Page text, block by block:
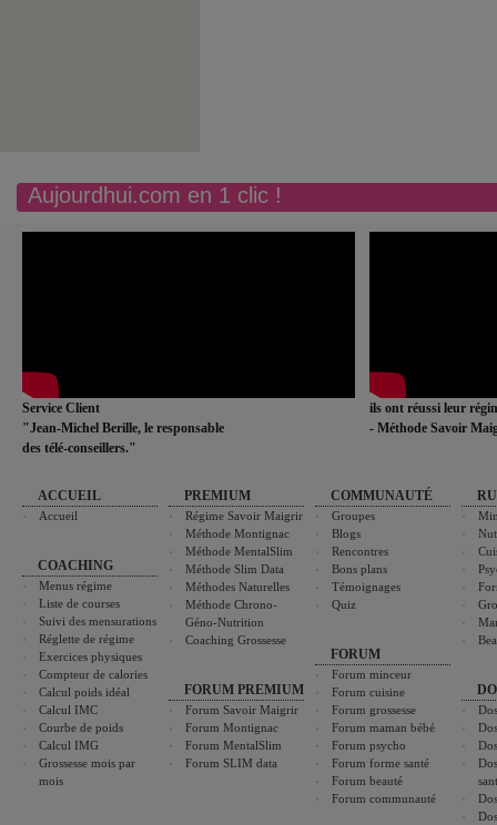
Aujourdhui.com en 1 clic !
Service Client
"Jean-Michel Berille, le responsable
des télé-conseillers."
ils ont réussi leur
- Méthode Savoir
ACCUEIL
Accueil
COACHING
Menus régime
Liste de courses
Suivi des mensurations
Réglette de régime
Exercices physiques
Compteur de calories
Calcul poids idéal
Calcul IMC
Courbe de poids
Calcul IMG
Grossesse mois par
mois
PREMIUM
Régime Savoir Maigrir
Méthode Montignac
Méthode MentalSlim
Méthode Slim Data
Méthodes Naturelles
Méthode Chrono-
Géno-Nutrition
Coaching Grossesse
FORUM PREMIUM
Forum Savoir Maigrir
Forum Montignac
Forum MentalSlim
Forum SLIM data
COMMUNAUTÉ
Groupes
Blogs
Rencontres
Bons plans
Témoignages
Quiz
FORUM
Forum minceur
Forum cuisine
Forum grossesse
Forum maman bébé
Forum psycho
Forum forme santé
Forum beauté
Forum communauté